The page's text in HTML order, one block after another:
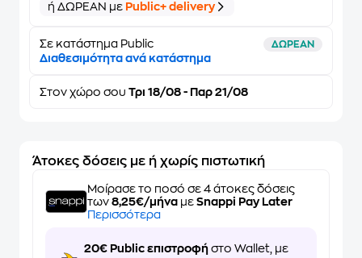
ή ΔΩΡΕΑΝ με Public+ delivery
Σε κατάστημα Public ΔΩΡΕΑΝ
Διαθεσιμότητα ανά κατάστημα
Στον χώρο σου Τρι 18/08 - Παρ 21/08
Άτοκες δόσεις με ή χωρίς πιστωτική
Μοίρασε το ποσό σε 4 άτοκες δόσεις
των 8,25€/μήνα με Snappi Pay Later
Περισσότερα
20€ Public επιστροφή στο Wallet, με